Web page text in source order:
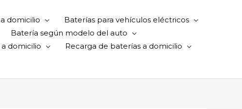
domicilio
Baterías para vehículos eléctricos
Batería según modelo del auto
domicilio
Recarga de baterías a domicilio